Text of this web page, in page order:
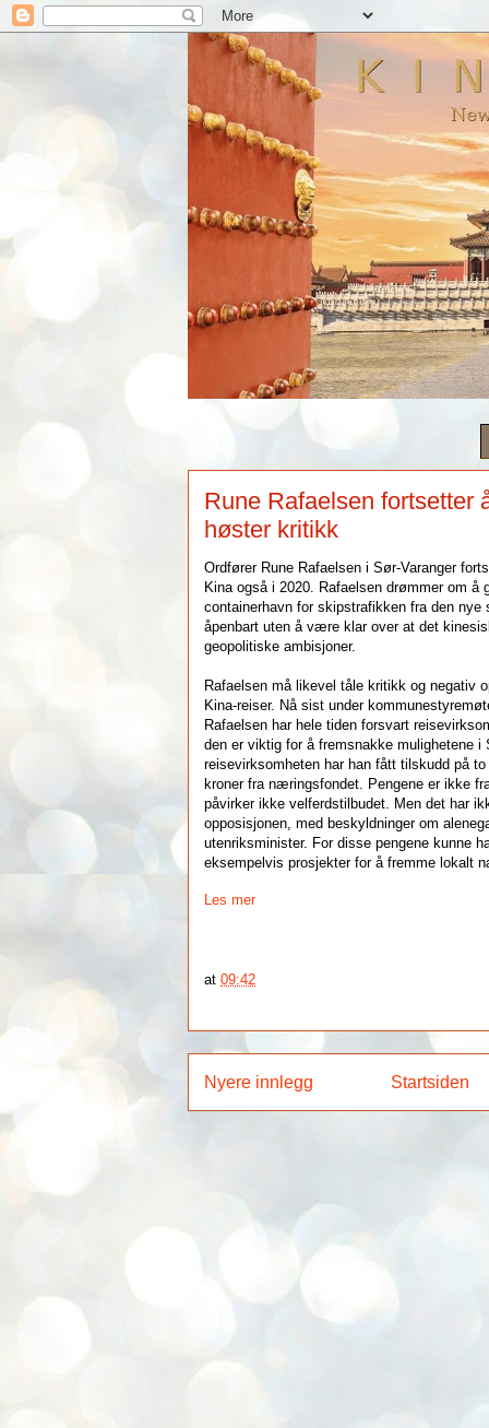
Rune Rafaelsen fortsetter
høster kritikk
Ordfører Rune Rafaelsen i Sør-Varanger
Kina også i 2020. Rafaelsen drømmer om å
containerhavn for skipstrafikken fra den
åpenbart uten å være klar over at det
geopolitiske ambisjoner.
Rafaelsen må likevel tåle kritikk og negativ
Kina-reiser. Nå sist under
Rafaelsen har hele tiden forsvart
den er viktig for å fremsnakke mulighetene i
reisevirksomheten har han fått tilskudd på
kroner fra næringsfondet. Pengene er ikke
påvirker ikke velferdstilbudet. Men det har
opposisjonen, med beskyldninger om
utenriksminister. For disse pengene kunne
eksempelvis prosjekter for å fremme lokalt
Les mer
at09:42
Nyere innlegg Startsiden